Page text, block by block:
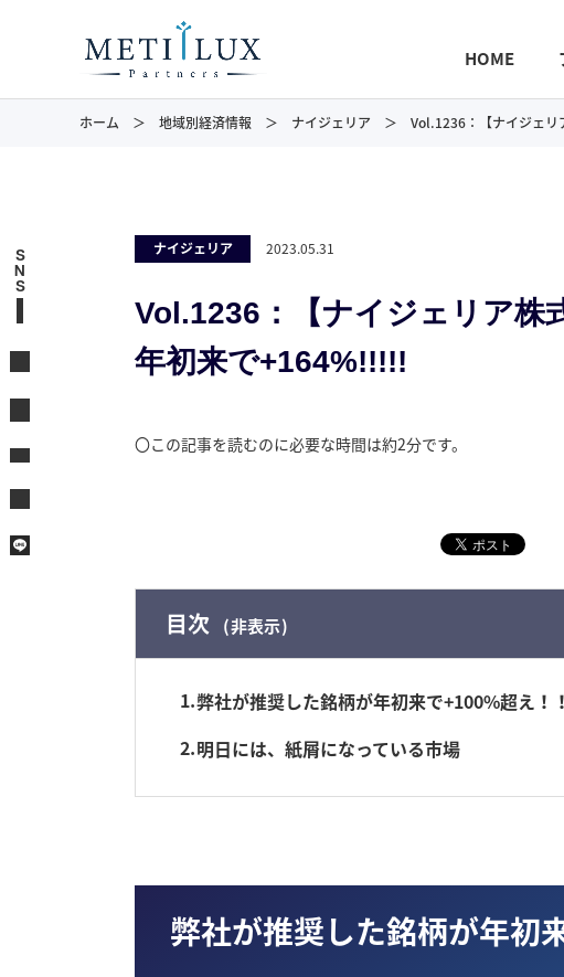
HOME
ホーム 地域別経済情報 ナイジェリア Vol.1236：【ナイジェ
ナイジェリア 2023.05.31
Vol.1236：【ナイジェリア株
年初来で+164%!!!!!
〇この記事を読むのに必要な時間は約2分です。
目次 非表示
1 弊社が推奨した銘柄が年初来で+100%超え！！
2 明日には、紙屑になっている市場
弊社が推奨した銘柄が年初
S
N
S